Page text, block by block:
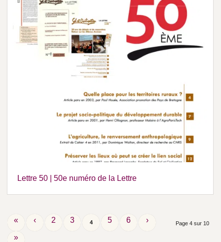
Lettre 50 | 50e numéro de la Lettre
Page 4 sur 10
« ‹ 2 3 4 5 6 ›
»